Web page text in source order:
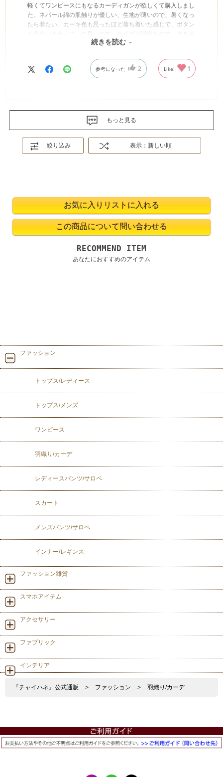
軽くてワンピースにもなるカーディガンが欲しくて購入しまし
た。ネパール綿の肌触りが優しい、生地が薄いので、暑くなっ
たら着たい。カーキ色も思ったほど落ち着いた感じで、ボタン
も色合いと合っていて良いです。サイズが羽織なので、大きめ
に感じました。腰に丁度できる紐が付いていないのが残念かな
続きを読む
参考になった 2 Like! 1
もっと見る
絞り込み 表示：新しい順
RECOMMEND ITEM
あなたにおすすめのアイテム
ファッション
トップス/レディース
トップス/メンズ
ワンピース
羽織り/カーデ
レディースパンツ/サロペ
スカート
メンズパンツ/サロペ
インナー/レギンス
ファッション雑貨
スマホアイテム
アクセサリー
ファブリック
インテリア
『チャイハネ』公式通販 > ファッション > 羽織り/カーデ